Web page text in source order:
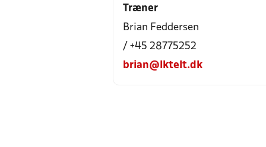
Træner
Brian Feddersen
/ +45 28775252
brian@lktelt.dk